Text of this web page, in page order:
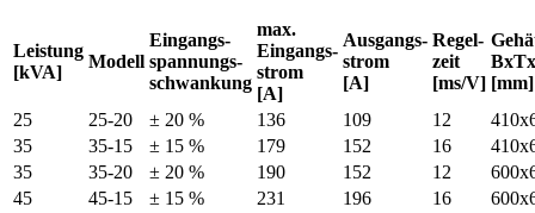
Leistung
[kVA]
Modell
Eingangs-
spannungs-
schwankung
max.
Eingangs-
strom
[A]
Ausgangs-
strom
[A]
Regel-
zeit
[ms/V] [mm]
25
25-20 ± 20 % 136 109 12
35
35-15 ± 15 % 179 152 16
35
35-20 ± 20 % 190 152 12
45
45-15 ± 15 % 231 196 16